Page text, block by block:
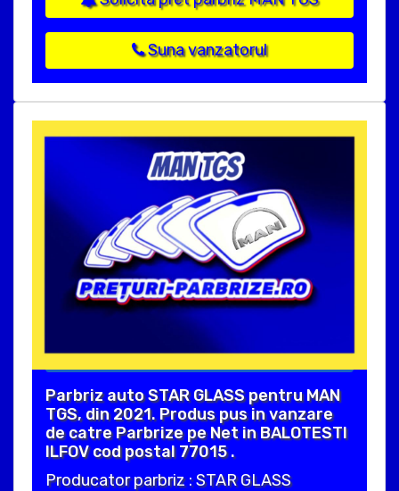
Suna vanzatorul
Parbriz auto STAR GLASS pentru MAN
TGS, din 2021. Produs pus in vanzare
de catre Parbrize pe Net in BALOTESTI
ILFOV cod postal 77015 .
Producator parbriz : STAR GLASS